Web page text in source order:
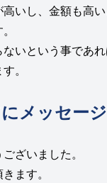
いし、金額も高
いという事であ
。
メッセー
ざいました。
ます。